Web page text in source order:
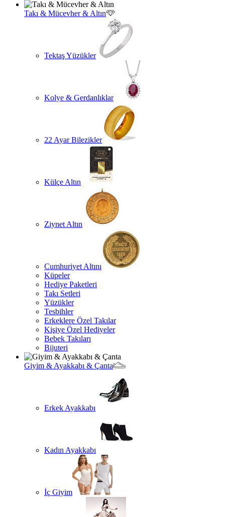
Takı & Mücevher & Altın
Tektaş Yüzükler
Kolye & Gerdanlıklar
22 Ayar Bilezikler
Külçe Altın
Ziynet Altın
Cumhuriyet Altını
Küpeler
Hediye Paketleri
Takı Setleri
Yüzükler
Tesbihler
Erkeklere Özel Takılar
Kişiye Özel Hediyeler
Bebek Takıları
Bijuteri
Giyim & Ayakkabı & Çanta
Erkek Ayakkabı
Kadın Ayakkabı
İç Giyim